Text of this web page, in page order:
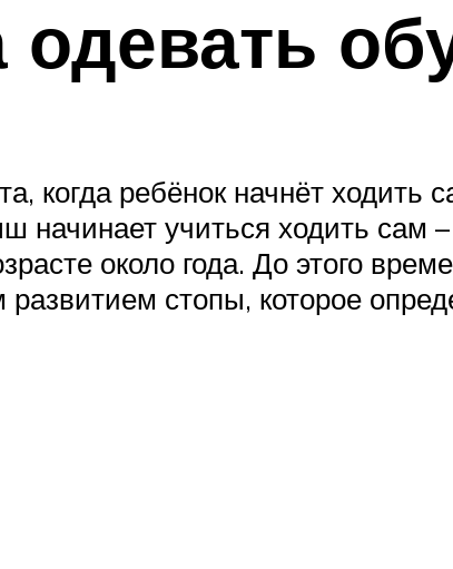
одевать
когда ребёнок начнёт ходить
начинает учиться ходить сам
около года. До этого
стопы, которое